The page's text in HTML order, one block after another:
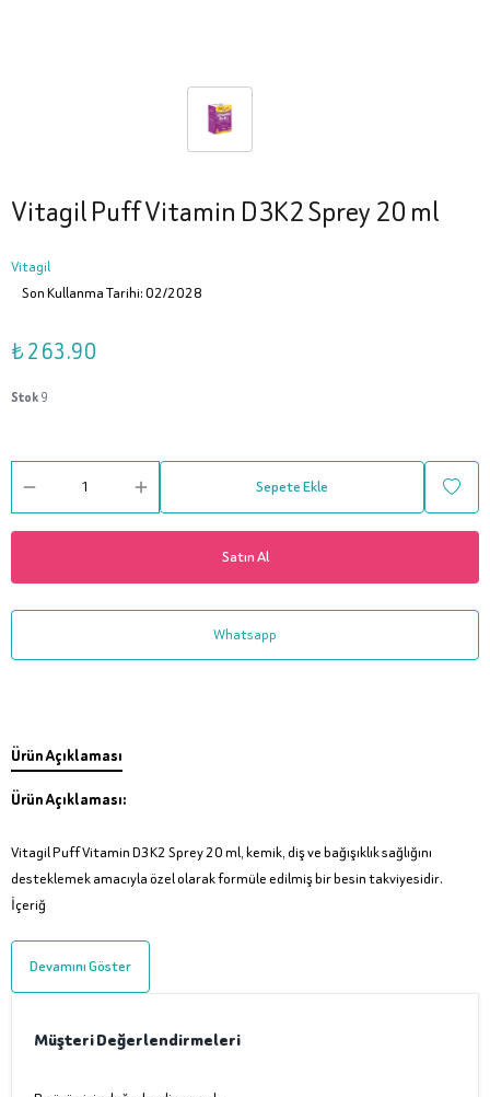
Vitagil Puff Vitamin D3K2 Sprey 20 ml
Vitagil
Son Kullanma Tarihi: 02/2028
₺ 263.90
Stok9
Sepete Ekle
Satın Al
Whatsapp
Ürün Açıklaması
Ürün Açıklaması:
Vitagil Puff Vitamin D3K2 Sprey 20 ml, kemik, diş ve bağışıklık sağlığını
desteklemek amacıyla özel olarak formüle edilmiş bir besin takviyesidir.
İçeriğ
Devamını Göster
Müşteri Değerlendirmeleri